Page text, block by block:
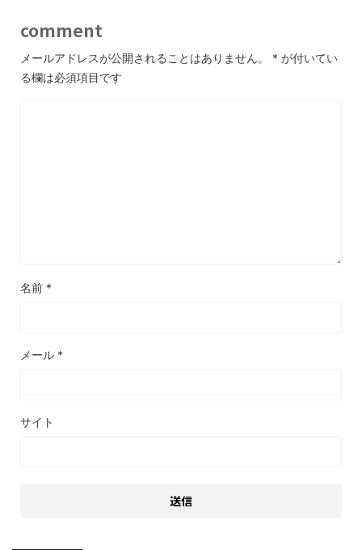
comment
メールアドレスが公開されることはありません。 * が付いてい
る欄は必須項目です
名前 *
メール *
サイト